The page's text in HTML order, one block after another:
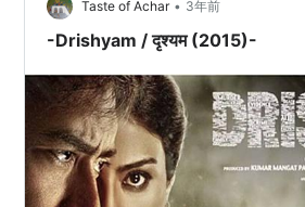
Taste of Achar • 3年前
-Drishyam / दृश्यम (2015)-